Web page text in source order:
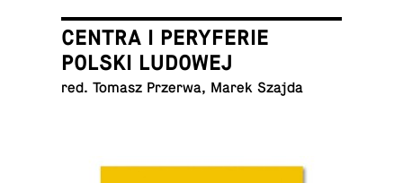
CENTRA I PERYFERIE
POLSKI LUDOWEJ
red. Tomasz Przerwa, Marek Szajda